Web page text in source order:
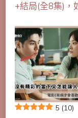
+結局(全8集)，
5 (10)